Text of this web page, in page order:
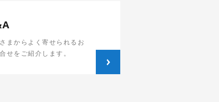
まからよく寄せられるお
せをご紹介します。